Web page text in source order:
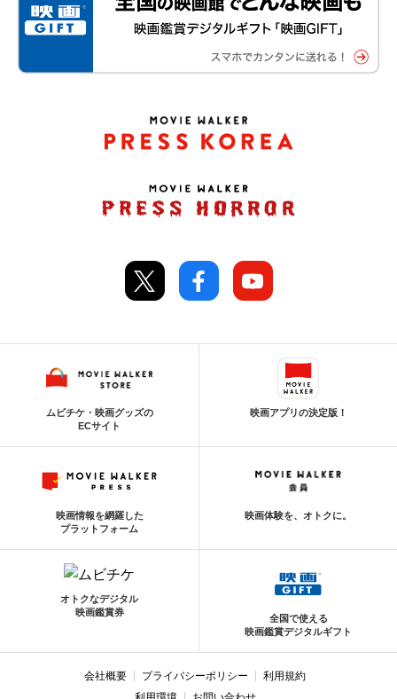
ムビチケ・映画グッズの
ECサイト
映画アプリの決定版！
映画情報を網羅した
プラットフォーム
映画体験を、オトクに。
オトクなデジタル
映画鑑賞券
全国で使える
映画鑑賞デジタルギフト
会社概要 プライバシーポリシー
利用規約